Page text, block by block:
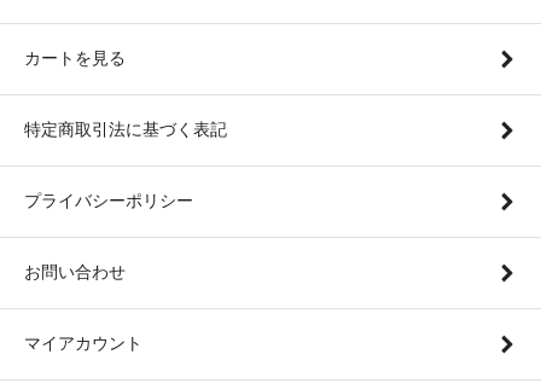
カートを見る
特定商取引法に基づく表記
プライバシーポリシー
お問い合わせ
マイアカウント